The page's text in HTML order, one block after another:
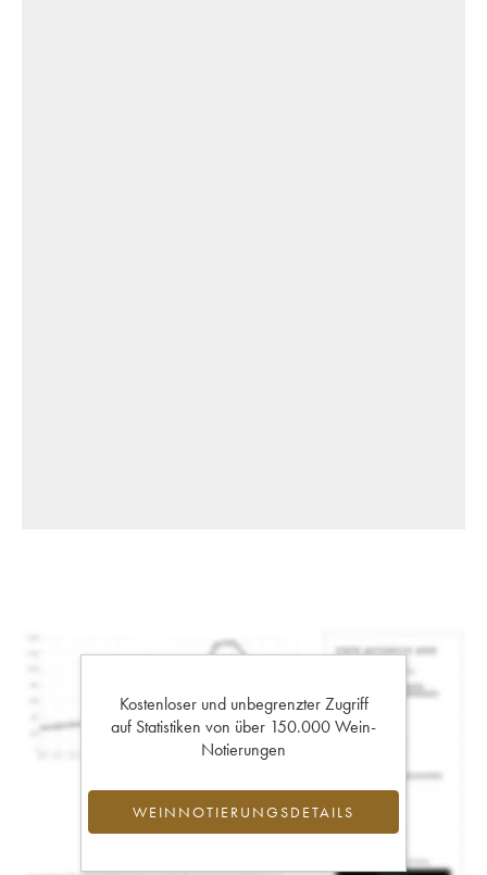
Kostenloser und unbegrenzter Zugriff
auf Statistiken von über 150.000 Wein-
Notierungen
WEINNOTIERUNGSDETAILS